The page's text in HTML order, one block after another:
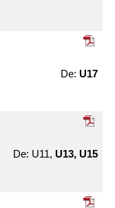
U17
U11, U13, U15